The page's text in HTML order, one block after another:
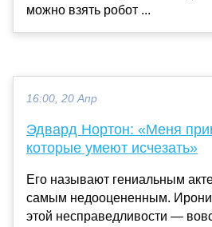
можно взять робот ...
16:00, 20 Апр
Эдвард Нортон: «Меня
которые умеют исчезать»
Его называют гениальным
самым недооцененным.
этой несправедливости —